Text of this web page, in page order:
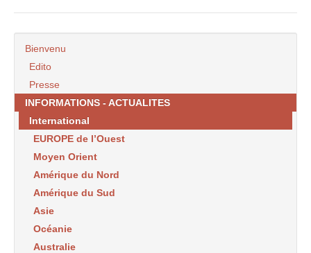
Bienvenu
Edito
Presse
INFORMATIONS - ACTUALITES
International
EUROPE de l’Ouest
Moyen Orient
Amérique du Nord
Amérique du Sud
Asie
Océanie
Australie